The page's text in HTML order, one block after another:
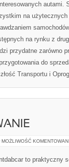
autami.
na
na rynku z
przydatne zarówno
do
Transportu i
MOŻLIWOŚĆ
to praktyczny